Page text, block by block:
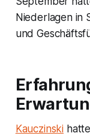
Niederlagen in
und
Kauczinski